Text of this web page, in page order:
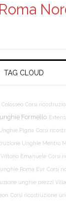
Roma
TAG CLOUD
Corsi
Formello
Pigna Corsi
Unghie Mentro
Emanuele Corsi
Roma Eur Corsi
unghie prezzi
Corsi ricostruzione